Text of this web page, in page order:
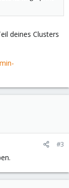
deines Clusters
#3